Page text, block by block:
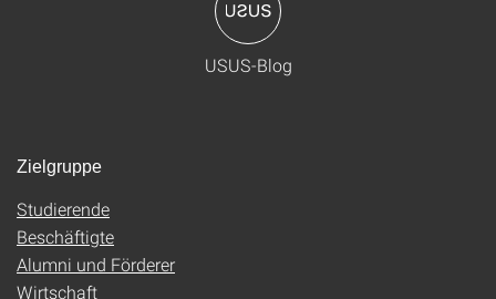
USUS-Blog
Zielgruppe
Studierende
Beschäftigte
Alumni und Förderer
Wirtschaft